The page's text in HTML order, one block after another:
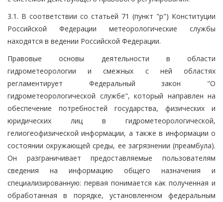
3.1. В соответствии со статьей 71 (пункт "р") Конституции
Российской Федерации метеорологические службы
находятся в ведении Российской Федерации.
Правовые основы деятельности в области
гидрометеорологии и смежных с ней областях
регламентирует Федеральный закон "О
гидрометеорологической службе", который направлен на
обеспечение потребностей государства, физических и
юридических лиц в гидрометеорологической,
гелиогеофизической информации, а также в информации о
состоянии окружающей среды, ее загрязнении (преамбула).
Он разграничивает предоставляемые пользователям
сведения на информацию общего назначения и
специализированную: первая понимается как полученная и
обработанная в порядке, установленном федеральным